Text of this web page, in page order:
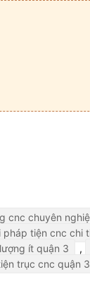
cnc chuyên
pháp tiện cnc chi
ít quận 3 ,
trục cnc quận 3